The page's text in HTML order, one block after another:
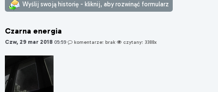
Wyślij swoją historię - kliknij, aby rozwinąć formularz
Czarna energia
Czw, 29 mar 2018 05:59 komentarze: brak czytany: 3388x